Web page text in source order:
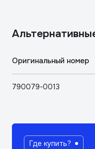
Оригинальный номер
790079-0013
Где купить?